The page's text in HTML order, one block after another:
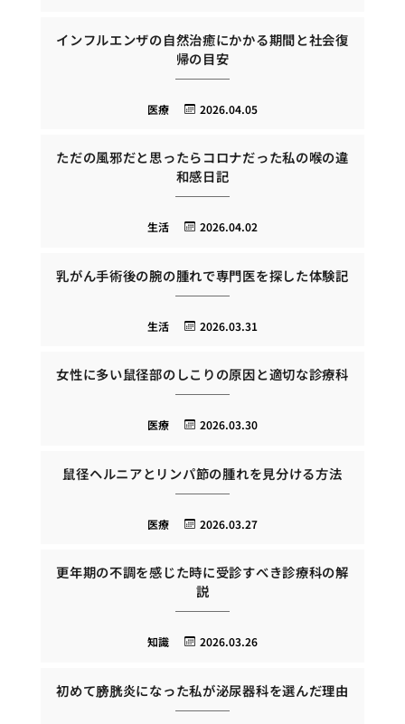
インフルエンザの自然治癒にかかる期間と社会復
帰の目安
2026.04.05
医療
ただの風邪だと思ったらコロナだった私の喉の違
和感日記
2026.04.02
生活
乳がん手術後の腕の腫れで専門医を探した体験記
2026.03.31
生活
女性に多い鼠径部のしこりの原因と適切な診療科
2026.03.30
医療
鼠径ヘルニアとリンパ節の腫れを見分ける方法
2026.03.27
医療
更年期の不調を感じた時に受診すべき診療科の解
説
2026.03.26
知識
初めて膀胱炎になった私が泌尿器科を選んだ理由